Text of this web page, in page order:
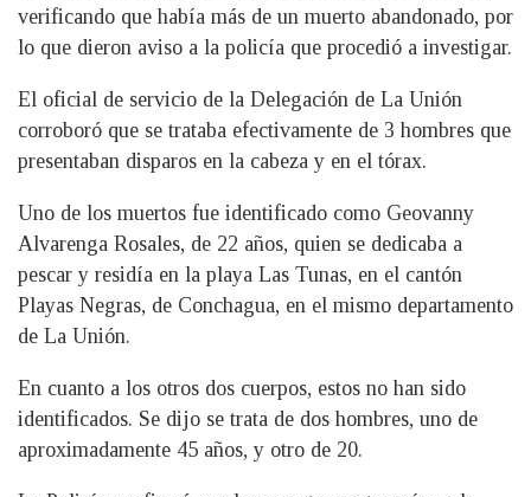
verificando que había más de un muerto abandonado, por
lo que dieron aviso a la policía que procedió a investigar.
El oficial de servicio de la Delegación de La Unión
corroboró que se trataba efectivamente de 3 hombres que
presentaban disparos en la cabeza y en el tórax.
Uno de los muertos fue identificado como Geovanny
Alvarenga Rosales, de 22 años, quien se dedicaba a
pescar y residía en la playa Las Tunas, en el cantón
Playas Negras, de Conchagua, en el mismo departamento
de La Unión.
En cuanto a los otros dos cuerpos, estos no han sido
identificados. Se dijo se trata de dos hombres, uno de
aproximadamente 45 años, y otro de 20.